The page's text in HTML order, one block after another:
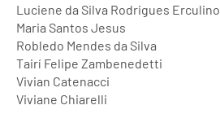
Luciene da Silva Rodrigues Erculino
Maria Santos Jesus
Robledo Mendes da Silva
Tairí Felipe Zambenedetti
Vivian Catenacci
Viviane Chiarelli